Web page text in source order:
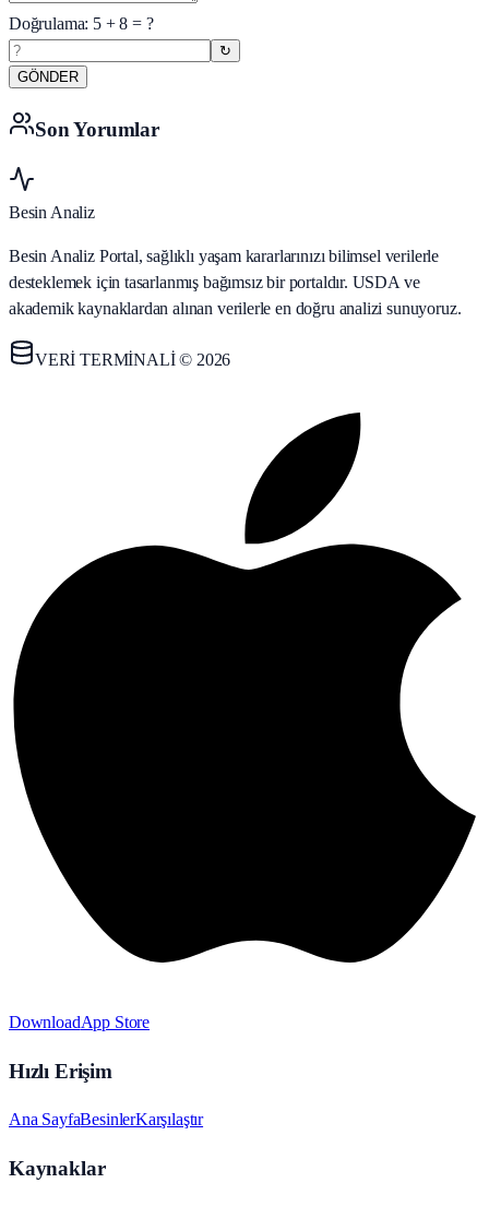
Doğrulama: 5+8 = ?
↻
GÖNDER
Son Yorumlar
Besin Analiz
Besin Analiz Portal, sağlıklı yaşam kararlarınızı bilimsel verilerle
desteklemek için tasarlanmış bağımsız bir portaldır. USDA ve
akademik kaynaklardan alınan verilerle en doğru analizi sunuyoruz.
VERİ TERMİNALİ © 2026
DownloadApp Store
Hızlı Erişim
Ana SayfaBesinlerKarşılaştır
Kaynaklar